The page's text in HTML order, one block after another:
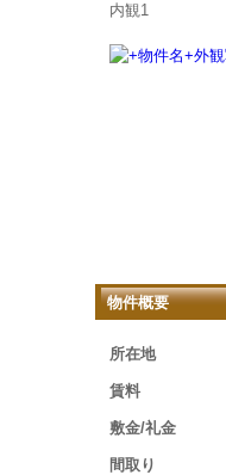
内観1
物件概要
所在地
賃料
敷金/礼金
間取り